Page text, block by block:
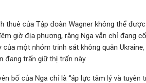
thuê của Tập đoàn Wagner không thể
giờ địa phương, rằng Nga vẫn chỉ đang
một nhóm trinh sát không quân
đang trấn giữ thị trấn này.
bố của Nga chỉ là “áp lực tâm lý và tuyên